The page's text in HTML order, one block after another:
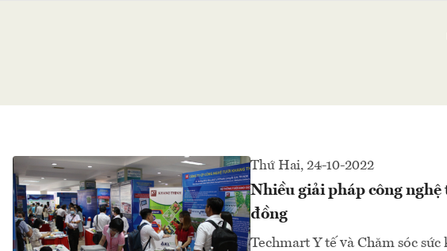
Thứ Hai, 24-10-2022
Nhiều giải pháp công nghệ
đồng
Techmart Y tế và Chăm sóc